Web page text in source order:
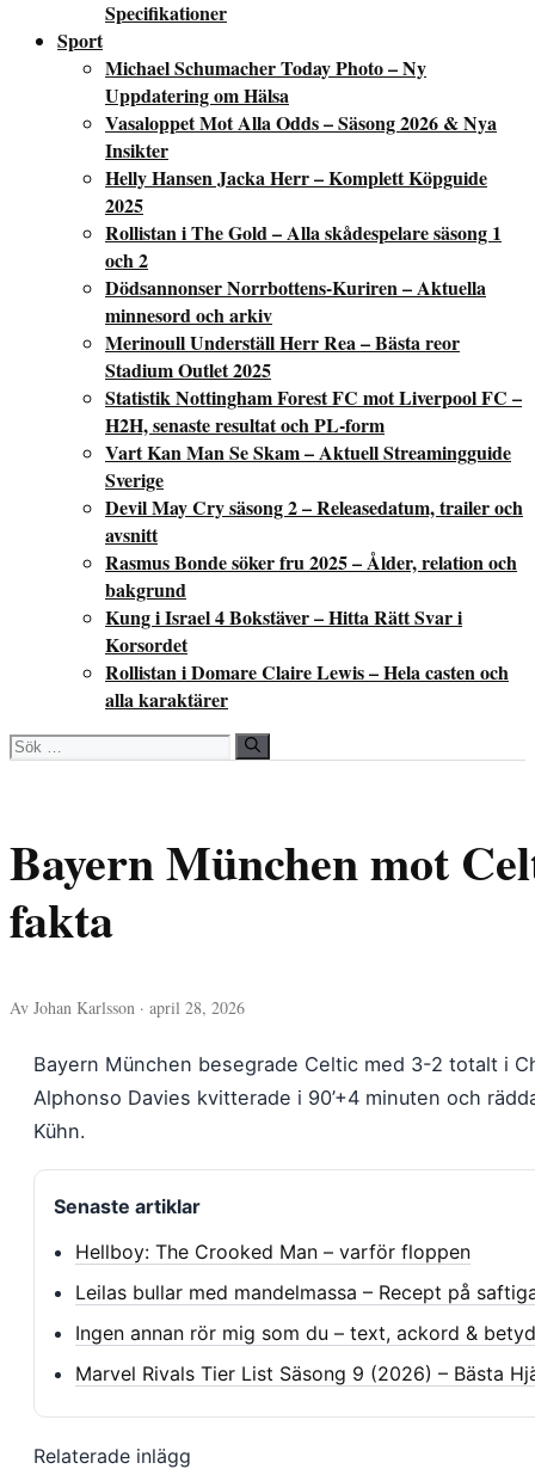
Specifikationer
Sport
Michael Schumacher Today Photo – Ny
Uppdatering om Hälsa
Vasaloppet Mot Alla Odds – Säsong 2026 & Nya
Insikter
Helly Hansen Jacka Herr – Komplett Köpguide
2025
Rollistan i The Gold – Alla skådespelare säsong 1
och 2
Dödsannonser Norrbottens-Kuriren – Aktuella
minnesord och arkiv
Merinoull Underställ Herr Rea – Bästa reor
Stadium Outlet 2025
Statistik Nottingham Forest FC mot Liverpool FC –
H2H, senaste resultat och PL-form
Vart Kan Man Se Skam – Aktuell Streamingguide
Sverige
Devil May Cry säsong 2 – Releasedatum, trailer och
avsnitt
Rasmus Bonde söker fru 2025 – Ålder, relation och
bakgrund
Kung i Israel 4 Bokstäver – Hitta Rätt Svar i
Korsordet
Rollistan i Domare Claire Lewis – Hela casten och
alla karaktärer
Sök
efter:
Bayern München mot
fakta
Av Johan Karlsson · april 28, 2026
Bayern München besegrade Celtic med 3-2 totalt i
Alphonso Davies kvitterade i 90’+4 minuten och
Kühn.
Senaste artiklar
Hellboy: The Crooked Man – varför floppen
Leilas bullar med mandelmassa – Recept på
Ingen annan rör mig som du – text, ackord &
Marvel Rivals Tier List Säsong 9 (2026) – Bästa
Relaterade inlägg